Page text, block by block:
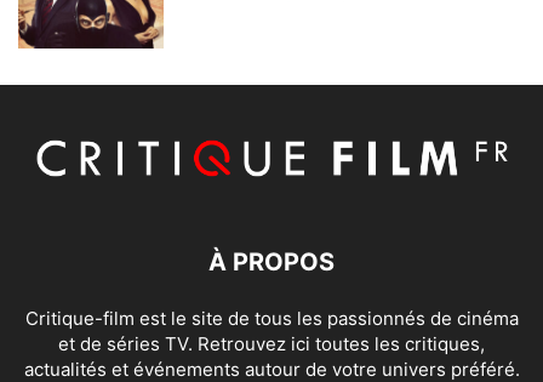
À PROPOS
Critique-film est le site de tous les passionnés de cinéma
et de séries TV. Retrouvez ici toutes les critiques,
actualités et événements autour de votre univers préféré.